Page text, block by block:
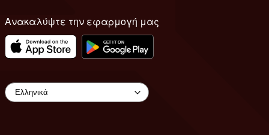
Ανακαλύψτε την εφαρμογή μας